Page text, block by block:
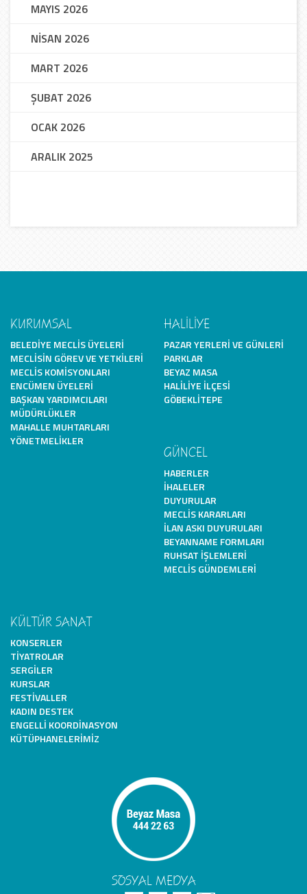
MAYIS 2026
NİSAN 2026
MART 2026
ŞUBAT 2026
OCAK 2026
ARALIK 2025
KURUMSAL
BELEDIYE MECLIS ÜYELERI
MECLISIN GÖREV VE YETKILERI
MECLIS KOMISYONLARI
ENCÜMEN ÜYELERI
BAŞKAN YARDIMCILARI
MÜDÜRLÜKLER
MAHALLE MUHTARLARI
YÖNETMELIKLER
HALİLİYE
PAZAR YERLERI VE GÜNLERI
PARKLAR
BEYAZ MASA
HALILIYE İLÇESI
GÖBEKLITEPE
GÜNCEL
HABERLER
İHALELER
DUYURULAR
MECLIS KARARLARI
İLAN ASKI DUYURULARI
BEYANNAME FORMLARI
RUHSAT İŞLEMLERI
MECLIS GÜNDEMLERI
KÜLTÜR SANAT
KONSERLER
TIYATROLAR
SERGILER
KURSLAR
FESTIVALLER
KADIN DESTEK
ENGELLI KOORDINASYON
KÜTÜPHANELERIMIZ
SOSYAL MEDYA